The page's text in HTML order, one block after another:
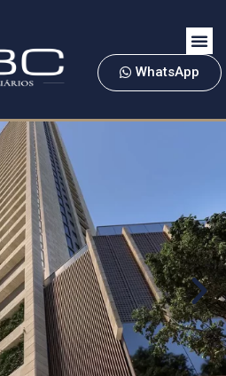
WhatsApp